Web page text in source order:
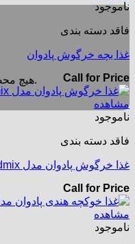
هیچ محصولی در سبد خرید نیست.
ناموجود
فاقد دسته بندی
غذا بچه خرگوش پادوان
Call for Price
مشاهده
ناموجود
فاقد دسته بندی
غذا خرگوش پادوان مدل Grandmix
Call for Price
مشاهده
ناموجود